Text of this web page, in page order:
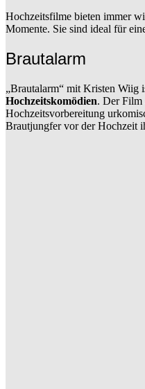
Hochzeitsfilme bieten immer
Momente. Sie sind ideal für
Brautalarm
„Brautalarm“ mit Kristen Wiig
Hochzeitskomödien. Der Film
Hochzeitsvorbereitung
Brautjungfer vor der Hochzeit